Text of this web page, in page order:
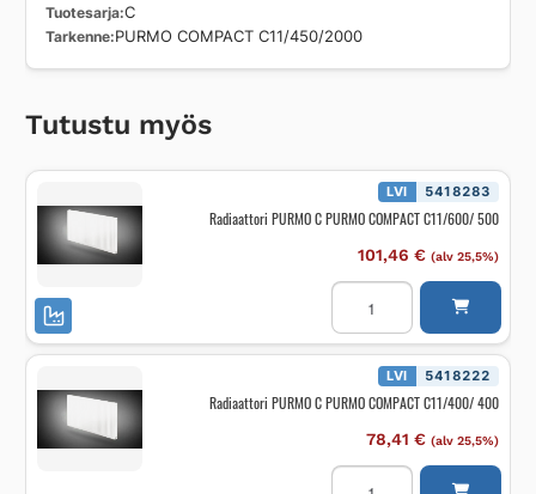
Tuotesarja C
Tarkenne PURMO COMPACT C11/450/2000
Tutustu myös
LVI 5418283
Radiaattori PURMO C PURMO COMPACT C11/600/ 500
101,46 € (alv 25,5%)
Radiaattori
PURMO
C
PURMO
COMPACT
C11/600/
määrä
LVI 5418222
Radiaattori PURMO C PURMO COMPACT C11/400/ 400
78,41 € (alv 25,5%)
Radiaattori
PURMO